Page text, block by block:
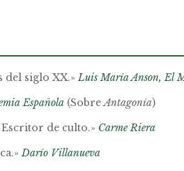
del siglo XX.»Luis María Anson, El
Española (SobreAntagonía)
de culto.» Carme Riera
Darío Villanueva